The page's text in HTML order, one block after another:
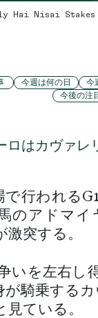
Daily Hai Nisai
今週は何の日 今
今後の注
ロはカヴァレ
で行われる
のアドマ
突する。
いを左右
が騎乗する
ている。